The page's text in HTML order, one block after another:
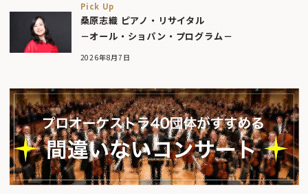
Pick Up
桑原志織 ピアノ・リサイタル
－オール・ショパン・プログラム－
2026年8月7日